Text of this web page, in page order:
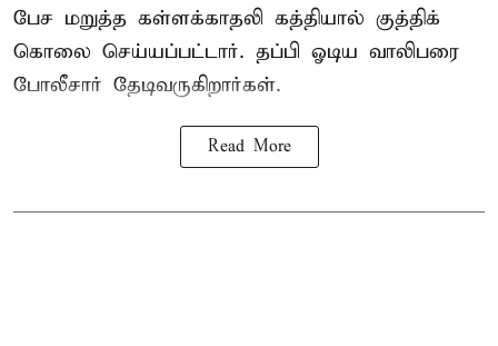
பேச மறுத்த கள்ளக்காதலி கத்தியால் குத்திக்
கொலை செய்யப்பட்டார். தப்பி ஓடிய வாலிபரை
போலீசார் தேடிவருகிறார்கள்.
Read More